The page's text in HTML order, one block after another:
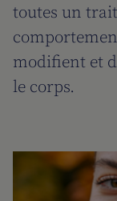
toutes un
modifient et
le corps.